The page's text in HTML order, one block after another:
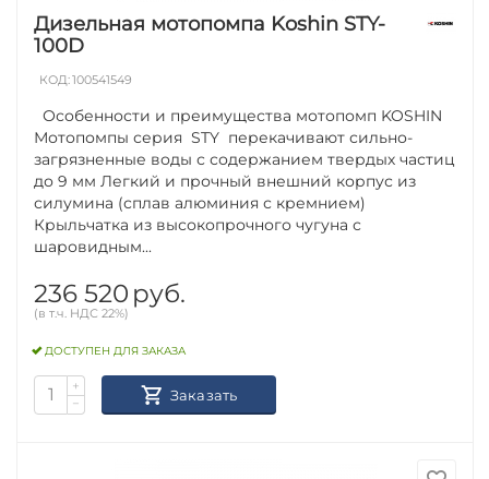
Дизельная мотопомпа Koshin STY-
100D
КОД:100541549
Особенности и преимущества мотопомп KOSHIN
Мотопомпы серия STY перекачивают сильно-
загрязненные воды с содержанием твердых частиц
до 9 мм Легкий и прочный внешний корпус из
силумина (сплав алюминия с кремнием)
Крыльчатка из высокопрочного чугуна с
шаровидным...
236 520 руб.
(в т.ч. НДС 22%)
ДОСТУПЕН ДЛЯ ЗАКАЗА
+
−
Заказать